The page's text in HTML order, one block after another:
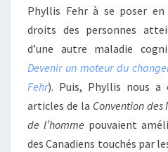
Phyllis Fehr à se poser en
droits des personnes
d’une autre maladie
Devenir un moteur du
Fehr). Puis, Phyllis nous a
articles de la Convention des
de l’homme pouvaient
des Canadiens touchés par